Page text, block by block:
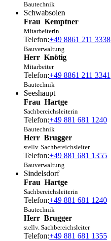
Bautechnik
Schwabsoien
Frau Kemptner
Mitarbeiterin
Telefon:+49 8861 211 3338
Bauverwaltung
Herr Knötig
Mitarbeiter
Telefon:+49 8861 211 3341
Bautechnik
Seeshaupt
Frau Hartge
Sachbereichsleiterin
Telefon:+49 881 681 1240
Bautechnik
Herr Brugger
stellv. Sachbereichsleiter
Telefon:+49 881 681 1355
Bauverwaltung
Sindelsdorf
Frau Hartge
Sachbereichsleiterin
Telefon:+49 881 681 1240
Bautechnik
Herr Brugger
stellv. Sachbereichsleiter
Telefon:+49 881 681 1355